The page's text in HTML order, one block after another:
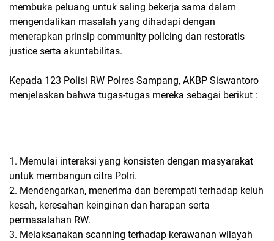
membuka peluang untuk saling bekerja sama dalam
mengendalikan masalah yang dihadapi dengan
menerapkan prinsip community policing dan restoratis
justice serta akuntabilitas.
Kepada 123 Polisi RW Polres Sampang, AKBP Siswantoro
menjelaskan bahwa tugas-tugas mereka sebagai berikut :
1. Memulai interaksi yang konsisten dengan masyarakat
untuk membangun citra Polri.
2. Mendengarkan, menerima dan berempati terhadap keluh
kesah, keresahan keinginan dan harapan serta
permasalahan RW.
3. Melaksanakan scanning terhadap kerawanan wilayah